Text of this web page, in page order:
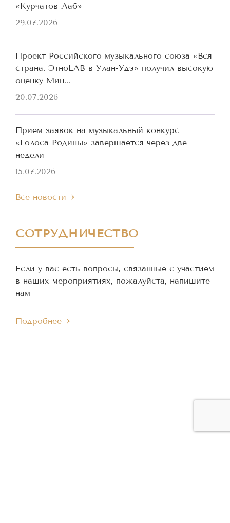
«Курчатов Лаб»
29.07.2026
Проект Российского музыкального союза «Вся
страна. ЭтноLAB в Улан-Удэ» получил высокую
оценку Мин...
20.07.2026
Прием заявок на музыкальный конкурс
«Голоса Родины» завершается через две
недели
15.07.2026
Все новости
СОТРУДНИЧЕСТВО
Если у вас есть вопросы, связанные с участием
в наших мероприятиях, пожалуйста, напишите
нам
Подробнее